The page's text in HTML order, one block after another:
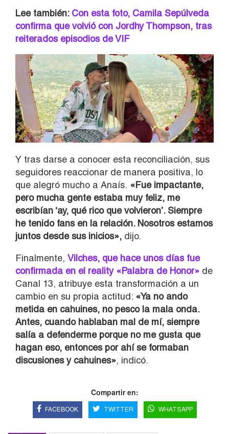
Lee también:Con esta foto, Camila Sepúlveda
confirma que volvió con Jordhy Thompson, tras
reiterados episodios de VIF
Y tras darse a conocer esta reconciliación, sus
seguidores reaccionar de manera positiva, lo
que alegró mucho a Anaís. «Fue impactante,
pero mucha gente estaba muy feliz, me
escribían ‘ay, qué rico que volvieron’. Siempre
he tenido fans en la relación. Nosotros estamos
juntos desde sus inicios», dijo.
Finalmente, Vilches, que hace unos días fue
confirmada en el reality «Palabra de Honor» de
Canal 13, atribuye esta transformación a un
cambio en su propia actitud: «Ya no ando
metida en cahuines, no pesco la mala onda.
Antes, cuando hablaban mal de mí, siempre
salía a defenderme porque no me gusta que
hagan eso, entonces por ahí se formaban
discusiones y cahuines», indicó.
Compartir en:
FACEBOOK TWITTER WHATSAPP